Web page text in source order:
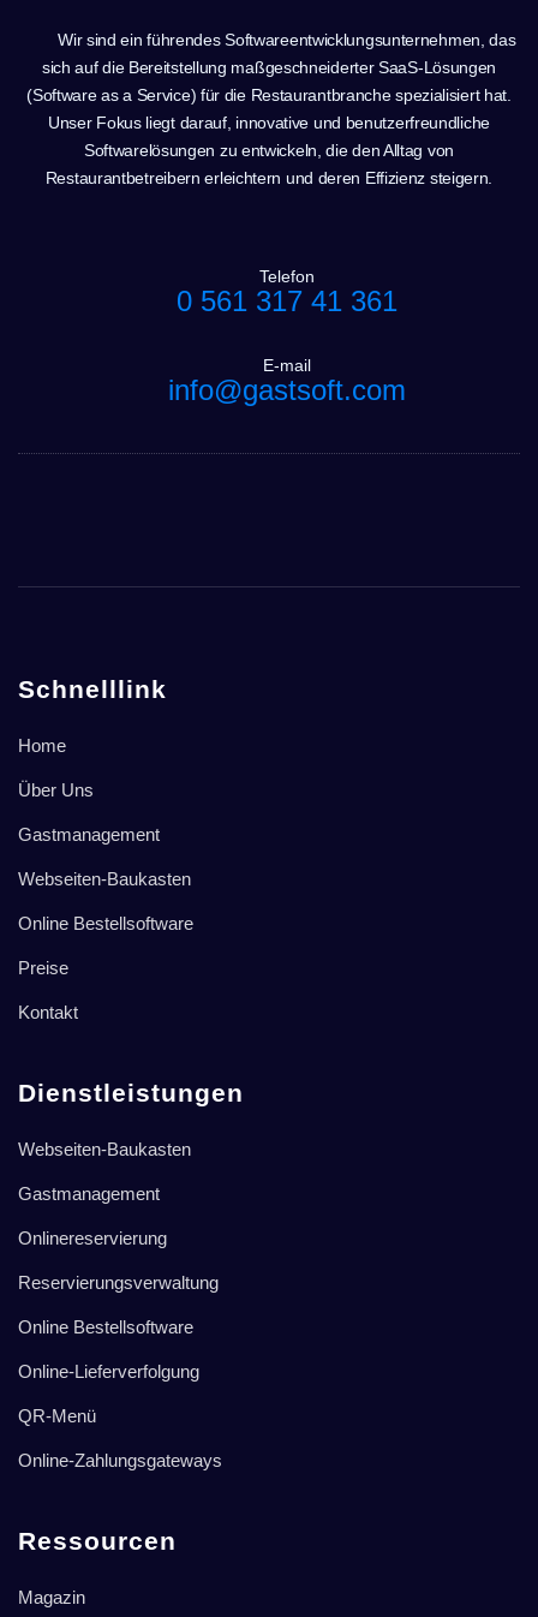
Wir sind ein führendes Softwareentwicklungsunternehmen, das
sich auf die Bereitstellung maßgeschneiderter SaaS-Lösungen
(Software as a Service) für die Restaurantbranche spezialisiert hat.
Unser Fokus liegt darauf, innovative und benutzerfreundliche
Softwarelösungen zu entwickeln, die den Alltag von
Restaurantbetreibern erleichtern und deren Effizienz steigern.
Telefon
0 561 317 41 361
E-mail
info@gastsoft.com
Schnelllink
Home
Über Uns
Gastmanagement
Webseiten-Baukasten
Online Bestellsoftware
Preise
Kontakt
Dienstleistungen
Webseiten-Baukasten
Gastmanagement
Onlinereservierung
Reservierungsverwaltung
Online Bestellsoftware
Online-Lieferverfolgung
QR-Menü
Online-Zahlungsgateways
Ressourcen
Magazin